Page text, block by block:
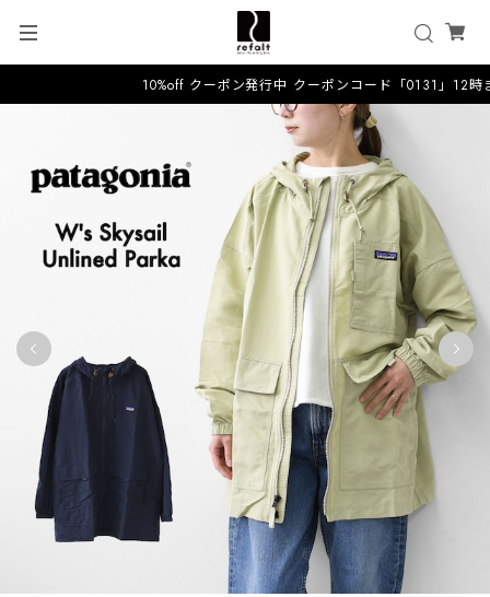
10%off クーポン発行中 クーポンコード「0131」12時